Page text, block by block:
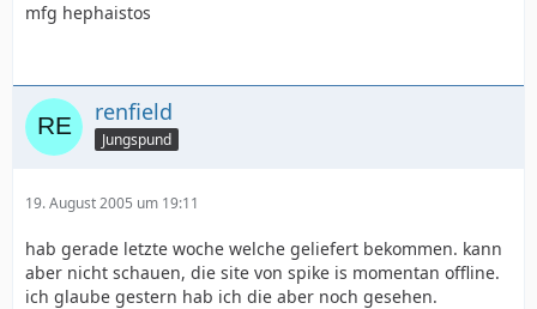
mfg hephaistos
renfield
Jungspund
19. August 2005 um 19:11
hab gerade letzte woche welche geliefert bekommen. kann
aber nicht schauen, die site von spike is momentan offline.
ich glaube gestern hab ich die aber noch gesehen.